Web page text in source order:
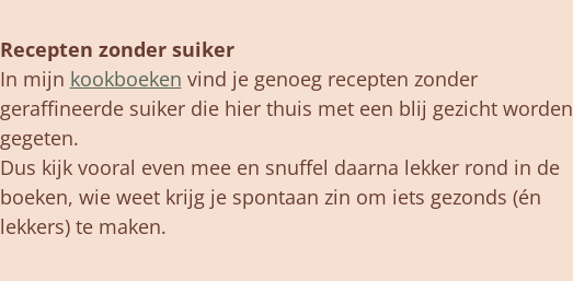
Recepten zonder suiker
In mijn kookboeken vind je genoeg recepten zonder
geraffineerde suiker die hier thuis met een blij gezicht worden
gegeten.
Dus kijk vooral even mee en snuffel daarna lekker rond in de
boeken, wie weet krijg je spontaan zin om iets gezonds (én
lekkers) te maken.